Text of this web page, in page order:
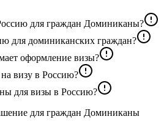
для граждан Доминиканы?
для доминиканских граждан?
оформление визы?
визу в Россию?
для визы в Россию?
для граждан Доминиканы